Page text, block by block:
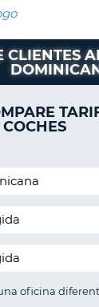
DE
CLIENTES
oficina